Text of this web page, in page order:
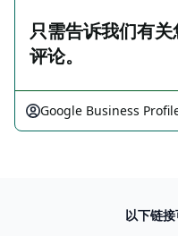
只需告诉我们有
评论。
Google Business
以下链